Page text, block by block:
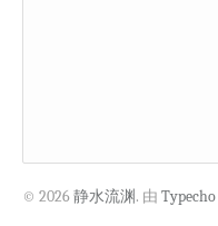
© 2026 静水流渊. 由 Typecho